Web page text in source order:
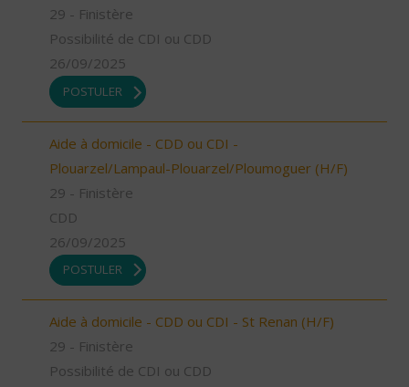
29 - Finistère
Possibilité de CDI ou CDD
26/09/2025
POSTULER
Aide à domicile - CDD ou CDI -
Plouarzel/Lampaul-Plouarzel/Ploumoguer (H/F)
29 - Finistère
CDD
26/09/2025
POSTULER
Aide à domicile - CDD ou CDI - St Renan (H/F)
29 - Finistère
Possibilité de CDI ou CDD